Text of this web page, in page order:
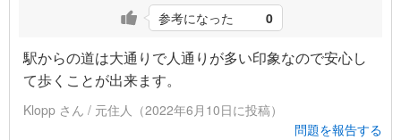
参考になった 0
駅からの道は大通りで人通りが多い印象なので安心し
て歩くことが出来ます。
Klopp さん / 元住人（2022年6月10日に投稿）
問題を報告する